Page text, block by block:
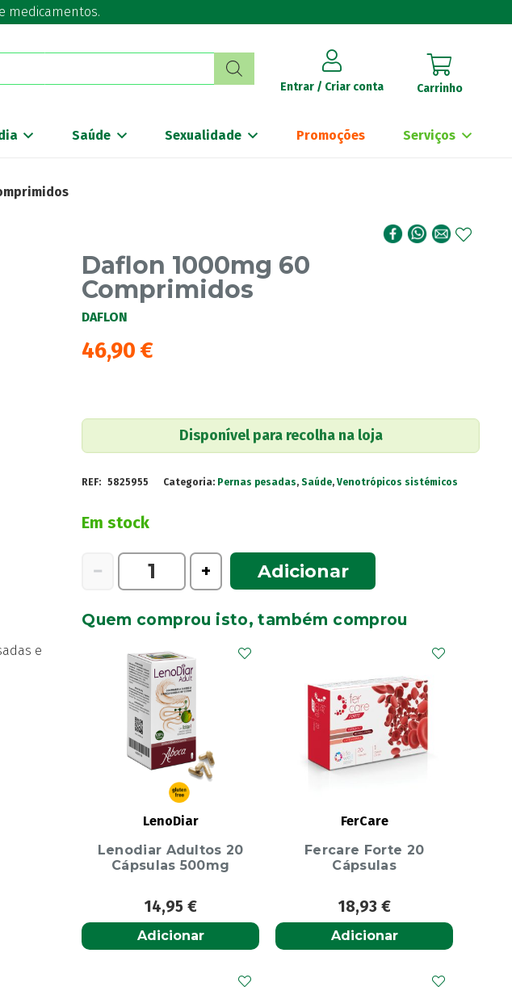
medicamentos.
Entrar / Criar conta Carrinho
Saúde Sexualidade Promoções Serviços
e
Daflon 1000mg 60
Comprimidos
DAFLON
46,90€
Disponível para recolha na loja
REF: 5825955 Categoria: Pernas pesadas, Saúde, Venotrópicos sistémicos
Em stock
−
Quantidade
1000mg
Comprimidos
+ Adicionar
Quem comprou isto, também comprou
LenoDiar
Lenodiar Adultos 20
Cápsulas 500mg
14,95 €
Adicionar
FerCare
Fercare Forte 20
Cápsulas
18,93 €
Adicionar